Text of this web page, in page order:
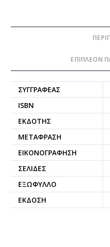
ΕΠΙΠΛΈΟΝ
ΣΥΓΓΡΑΦΈΑΣ
ISBN
ΕΚΔΌΤΗΣ
ΜΕΤΆΦΡΑΣΗ
ΕΙΚΟΝΟΓΡΆΦΗΣΗ
ΣΕΛΊΔΕΣ
ΕΞΏΦΥΛΛΟ
ΈΚΔΟΣΗ